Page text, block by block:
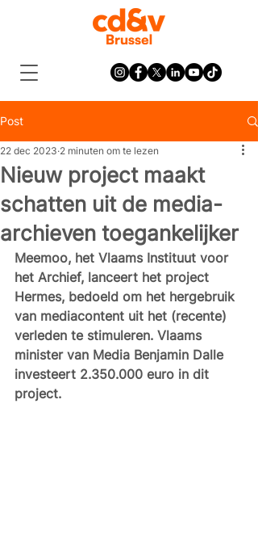
Post
Nieuw project maakt
schatten uit de media-
archieven toegankelijker
22 dec 2023 2 minuten om te lezen
Meemoo, het Vlaams Instituut voor
het Archief, lanceert het project
Hermes, bedoeld om het hergebruik
van mediacontent uit het (recente)
verleden te stimuleren. Vlaams
minister van Media Benjamin Dalle
investeert 2.350.000 euro in dit
project.